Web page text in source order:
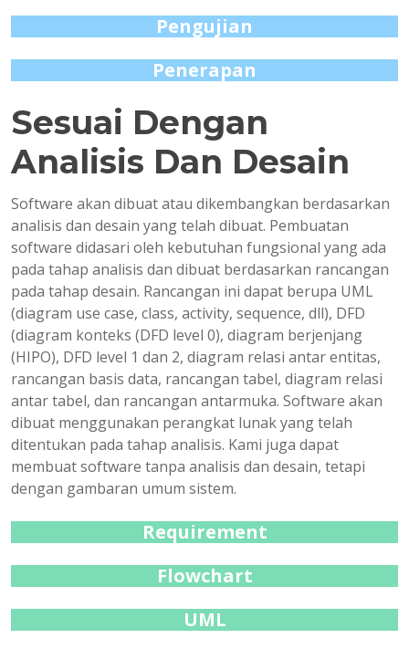
Pengujian
Penerapan
Sesuai Dengan
Analisis Dan Desain
Software akan dibuat atau dikembangkan berdasarkan
analisis dan desain yang telah dibuat. Pembuatan
software didasari oleh kebutuhan fungsional yang ada
pada tahap analisis dan dibuat berdasarkan rancangan
pada tahap desain. Rancangan ini dapat berupa UML
(diagram use case, class, activity, sequence, dll), DFD
(diagram konteks (DFD level 0), diagram berjenjang
(HIPO), DFD level 1 dan 2, diagram relasi antar entitas,
rancangan basis data, rancangan tabel, diagram relasi
antar tabel, dan rancangan antarmuka. Software akan
dibuat menggunakan perangkat lunak yang telah
ditentukan pada tahap analisis. Kami juga dapat
membuat software tanpa analisis dan desain, tetapi
dengan gambaran umum sistem.
Requirement
Flowchart
UML